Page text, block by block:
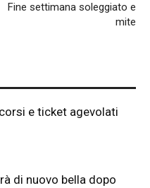
Fine settimana soleggiato e
mite
e ticket agevolati
di nuovo bella dopo